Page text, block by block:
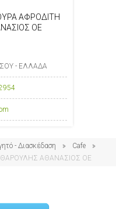
ΑΦΡΟΔΙΤΗ
ΟΕ
- ΕΛΛΑΔΑ
- Διασκέδαση
Cafe
ΑΘΑΝΑΣΙΟΣ ΟΕ